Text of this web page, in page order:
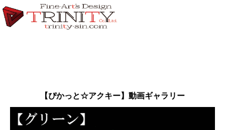
【ぴかっと☆アクキー】動画ギャラリー